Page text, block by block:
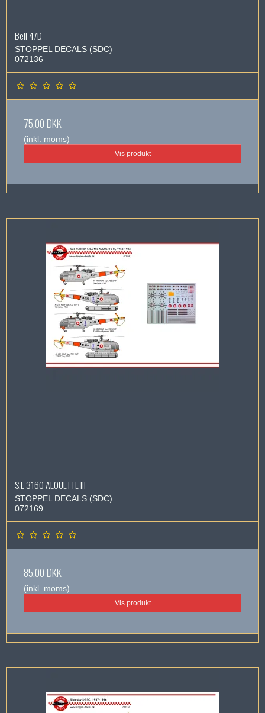
Bell 47D
STOPPEL DECALS (SDC)
072136
75,00 DKK
(inkl. moms)
Vis produkt
S.E 3160 ALOUETTE III
STOPPEL DECALS (SDC)
072169
85,00 DKK
(inkl. moms)
Vis produkt